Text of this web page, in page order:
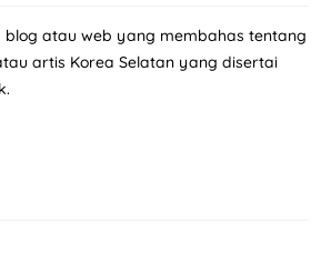
blog atau web yang membahas tentang
artis Korea Selatan yang disertai